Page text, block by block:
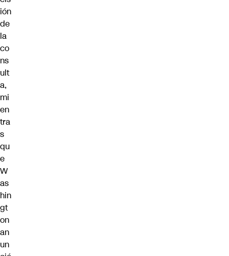
ión
de
la
co
ns
ult
a,
mi
en
tra
s
qu
e
W
as
hin
gt
on
an
un